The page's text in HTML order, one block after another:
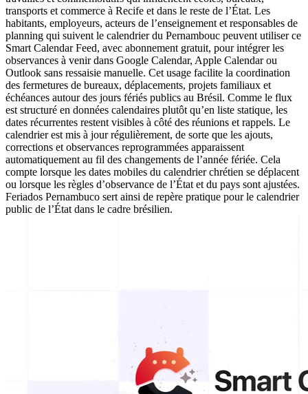
transports et commerce à Recife et dans le reste de l’État. Les
habitants, employeurs, acteurs de l’enseignement et responsables de
planning qui suivent le calendrier du Pernambouc peuvent utiliser ce
Smart Calendar Feed, avec abonnement gratuit, pour intégrer les
observances à venir dans Google Calendar, Apple Calendar ou
Outlook sans ressaisie manuelle. Cet usage facilite la coordination
des fermetures de bureaux, déplacements, projets familiaux et
échéances autour des jours fériés publics au Brésil. Comme le flux
est structuré en données calendaires plutôt qu’en liste statique, les
dates récurrentes restent visibles à côté des réunions et rappels. Le
calendrier est mis à jour régulièrement, de sorte que les ajouts,
corrections et observances reprogrammées apparaissent
automatiquement au fil des changements de l’année fériée. Cela
compte lorsque les dates mobiles du calendrier chrétien se déplacent
ou lorsque les règles d’observance de l’État et du pays sont ajustées.
Feriados Pernambuco sert ainsi de repère pratique pour le calendrier
public de l’État dans le cadre brésilien.